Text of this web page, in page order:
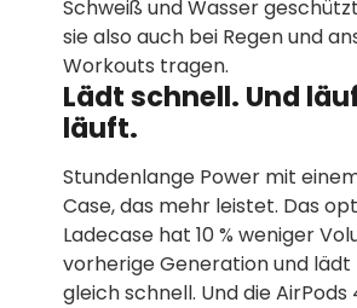
Schweiß und Wasser
sie also auch bei Regen und
Workouts tragen.
Lädt schnell. Und
läuft.
Stundenlange Power mit
Case, das mehr leistet. Das
Ladecase hat 10 % weniger
vorherige Generation und
gleich schnell. Und die